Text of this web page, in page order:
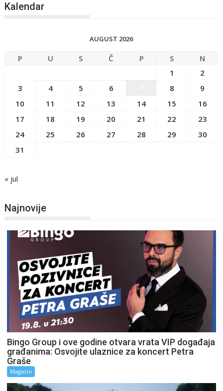
Kalendar
AUGUST 2026
P U S Č P S
N
1
2
3
4 5 6 8
9
10
11 12 13 14 15
16
17
18 19 20 21 22
23
24
25 26 27 28 29
30
31
« jul
Najnovije
Bingo Group i ove godine otvara vrata VIP događaja
građanima: Osvojite ulaznice za koncert Petra
Graše
Magazin